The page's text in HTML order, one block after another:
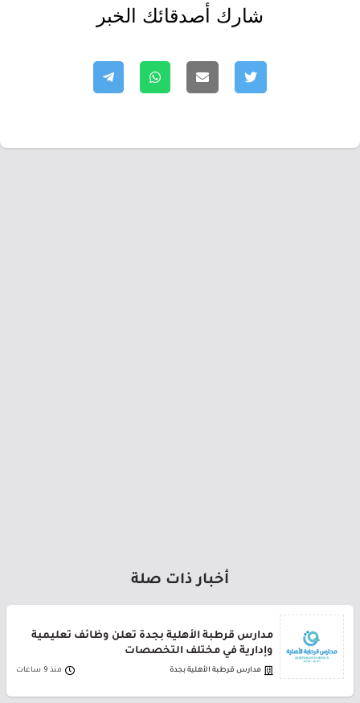
شارك أصدقائك الخبر
أخبار ذات صلة
مدارس قرطبة الأهلية بجدة تعلن وظائف تعليمية
وإدارية في مختلف التخصصات
مدارس قرطبة الأهلية بجدة منذ 9 ساعات